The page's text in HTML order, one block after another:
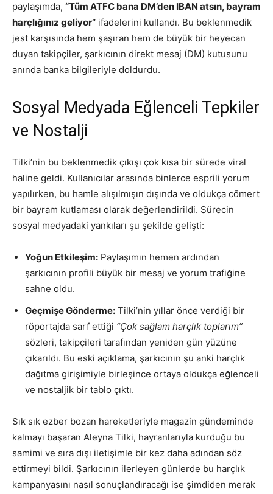
paylaşımda, “Tüm ATFC bana DM’den IBAN atsın, bayram
harçlığınız geliyor” ifadelerini kullandı. Bu beklenmedik
jest karşısında hem şaşıran hem de büyük bir heyecan
duyan takipçiler, şarkıcının direkt mesaj (DM) kutusunu
anında banka bilgileriyle doldurdu.
Sosyal Medyada Eğlenceli Tepkiler
ve Nostalji
Tilki’nin bu beklenmedik çıkışı çok kısa bir sürede viral
haline geldi. Kullanıcılar arasında binlerce esprili yorum
yapılırken, bu hamle alışılmışın dışında ve oldukça cömert
bir bayram kutlaması olarak değerlendirildi. Sürecin
sosyal medyadaki yankıları şu şekilde gelişti:
Yoğun Etkileşim: Paylaşımın hemen ardından
şarkıcının profili büyük bir mesaj ve yorum trafiğine
sahne oldu.
Geçmişe Gönderme: Tilki’nin yıllar önce verdiği bir
röportajda sarf ettiği “Çok sağlam harçlık toplarım”
sözleri, takipçileri tarafından yeniden gün yüzüne
çıkarıldı. Bu eski açıklama, şarkıcının şu anki harçlık
dağıtma girişimiyle birleşince ortaya oldukça eğlenceli
ve nostaljik bir tablo çıktı.
Sık sık ezber bozan hareketleriyle magazin gündeminde
kalmayı başaran Aleyna Tilki, hayranlarıyla kurduğu bu
samimi ve sıra dışı iletişimle bir kez daha adından söz
ettirmeyi bildi. Şarkıcının ilerleyen günlerde bu harçlık
kampanyasını nasıl sonuçlandıracağı ise şimdiden merak